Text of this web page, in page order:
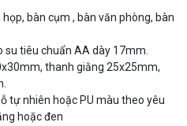
bàn cụm , bàn văn phòng, bàn
su tiêu chuẩn AA dày 17mm.
thanh giằng 25x25mm,
tự nhiên hoặc PU màu theo yêu
hoặc đen